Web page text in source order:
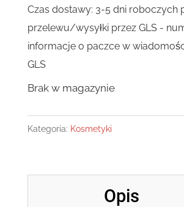
Czas dostawy: 3-5 dni roboczych
przelewu/wysyłki przez GLS -
informacje o paczce w
GLS
Brak w magazynie
Kategoria: Kosmetyki
Opis